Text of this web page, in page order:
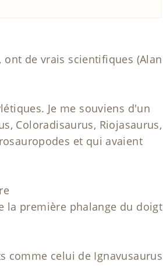
de vrais scientifiques (Alan
Je me souviens d'un
Coloradisaurus, Riojasaurus,
et qui avaient
la première phalange du doigt
comme celui de Ignavusaurus